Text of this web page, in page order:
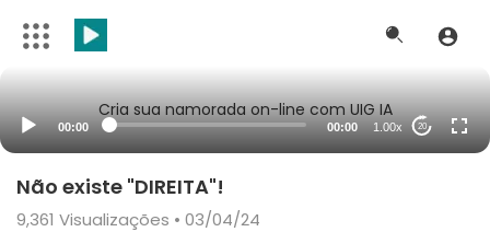
Cria sua namorada on-line com UIG IA
00:00 00:00 1.00x 20
Não existe "DIREITA"!
9,361 Visualizações • 03/04/24